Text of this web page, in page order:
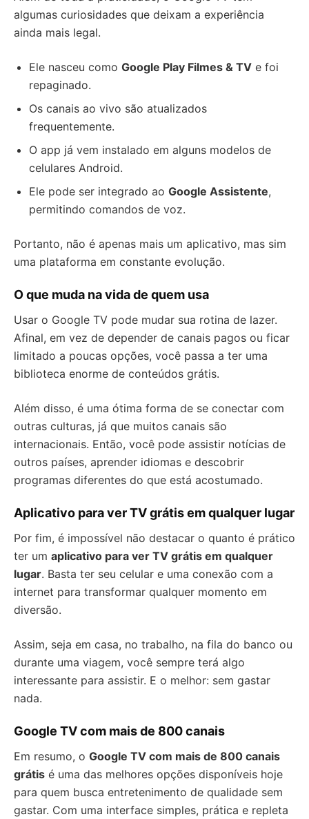
algumas curiosidades que deixam a experiência
ainda mais legal.
Ele nasceu como Google Play Filmes & TV e foi
repaginado.
Os canais ao vivo são atualizados
frequentemente.
O app já vem instalado em alguns modelos de
celulares Android.
Ele pode ser integrado ao Google Assistente,
permitindo comandos de voz.
Portanto, não é apenas mais um aplicativo, mas sim
uma plataforma em constante evolução.
O que muda na vida de quem usa
Usar o Google TV pode mudar sua rotina de lazer.
Afinal, em vez de depender de canais pagos ou ficar
limitado a poucas opções, você passa a ter uma
biblioteca enorme de conteúdos grátis.
Além disso, é uma ótima forma de se conectar com
outras culturas, já que muitos canais são
internacionais. Então, você pode assistir notícias de
outros países, aprender idiomas e descobrir
programas diferentes do que está acostumado.
Aplicativo para ver TV grátis em qualquer lugar
Por fim, é impossível não destacar o quanto é prático
ter um aplicativo para ver TV grátis em qualquer
lugar. Basta ter seu celular e uma conexão com a
internet para transformar qualquer momento em
diversão.
Assim, seja em casa, no trabalho, na fila do banco ou
durante uma viagem, você sempre terá algo
interessante para assistir. E o melhor: sem gastar
nada.
Google TV com mais de 800 canais
Em resumo, o Google TV com mais de 800 canais
grátis é uma das melhores opções disponíveis hoje
para quem busca entretenimento de qualidade sem
gastar. Com uma interface simples, prática e repleta